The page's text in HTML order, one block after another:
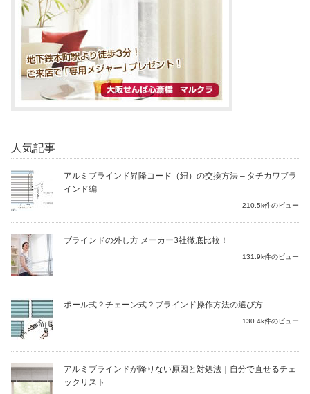
人気記事
アルミブラインド昇降コード（紐）の交換方法 – タチカワブラ
インド編
210.5k件のビュー
ブラインドの外し方 メーカー3社徹底比較！
131.9k件のビュー
ポール式？チェーン式？ブラインド操作方法の選び方
130.4k件のビュー
アルミブラインドが降りない原因と対処法｜自分で直せるチェ
ックリスト